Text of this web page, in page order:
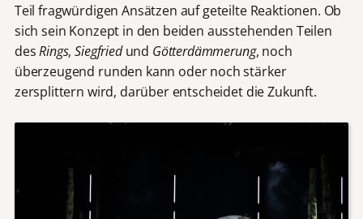
Teil fragwürdigen Ansätzen auf geteilte Reaktionen. Ob
sich sein Konzept in den beiden ausstehenden Teilen
desRings,Siegfriedund Götterdämmerung, noch
überzeugend runden kann oder noch stärker
zersplittern wird, darüber entscheidet die Zukunft.